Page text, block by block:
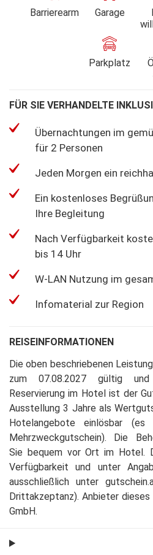
Barrierearm Garage
Parkplatz
FÜR SIE VERHANDELTE
Übernachtungen im
für 2 Personen
Jeden Morgen ein
Ein kostenloses
Ihre Begleitung
Nach Verfügbarkeit
bis 14 Uhr
W-LAN Nutzung im
Infomaterial zur Region
REISEINFORMATIONEN
Die oben beschriebenen
zum 07.08.2027 gültig
Reservierung im Hotel ist der
Ausstellung 3 Jahre als
Hotelangebote einlösbar
Mehrzweckgutschein). Die
Sie bequem vor Ort im Hotel.
Verfügbarkeit und unter
ausschließlich unter
Drittakzeptanz). Anbieter dieses
GmbH.